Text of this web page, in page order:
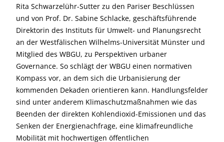
Rita Schwarzelühr-Sutter zu den Pariser Beschlüssen
und von Prof. Dr. Sabine Schlacke, geschäftsführende
Direktorin des Instituts für Umwelt- und Planungsrecht
an der Westfälischen Wilhelms-Universität Münster und
Mitglied des WBGU, zu Perspektiven urbaner
Governance. So schlägt der WBGU einen normativen
Kompass vor, an dem sich die Urbanisierung der
kommenden Dekaden orientieren kann. Handlungsfelder
sind unter anderem Klimaschutzmaßnahmen wie das
Beenden der direkten Kohlendioxid-Emissionen und das
Senken der Energienachfrage, eine klimafreundliche
Mobilität mit hochwertigen öffentlichen